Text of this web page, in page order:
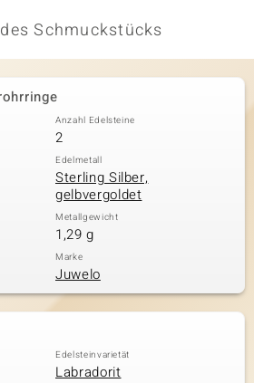
Schmuckstücks
Anzahl Edelsteine
2
Edelmetall
Sterling Silber,
gelbvergoldet
Metallgewicht
1,29 g
Marke
Juwelo
Edelsteinvarietät
Labradorit